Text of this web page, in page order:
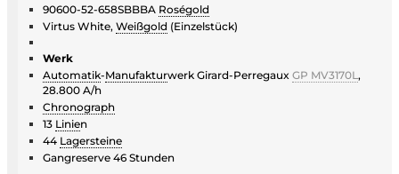
90600-52-658SBBBA Roségold
Virtus White, Weißgold (Einzelstück)
Werk
Automatik-Manufakturwerk Girard-Perregaux GP MV3170L ,
28.800 A/h
Chronograph
13 Linien
44 Lagersteine
Gangreserve 46 Stunden